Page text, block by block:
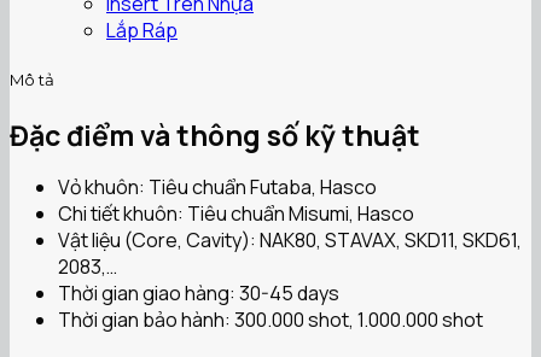
Lắp Ráp
Mô tả
Đặc điểm và thông số kỹ thuật
Vỏ khuôn: Tiêu chuẩn Futaba, Hasco
Chi tiết khuôn: Tiêu chuẩn Misumi, Hasco
Vật liệu (Core, Cavity): NAK80, STAVAX, SKD11, SKD61,
2083,…
Thời gian giao hàng: 30-45 days
Thời gian bảo hành: 300.000 shot, 1.000.000 shot